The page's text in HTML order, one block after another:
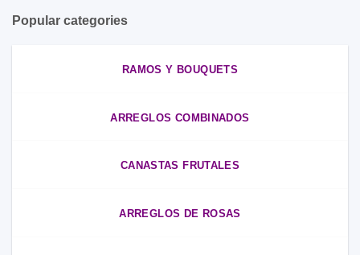
Popular categories
RAMOS Y BOUQUETS
ARREGLOS COMBINADOS
CANASTAS FRUTALES
ARREGLOS DE ROSAS